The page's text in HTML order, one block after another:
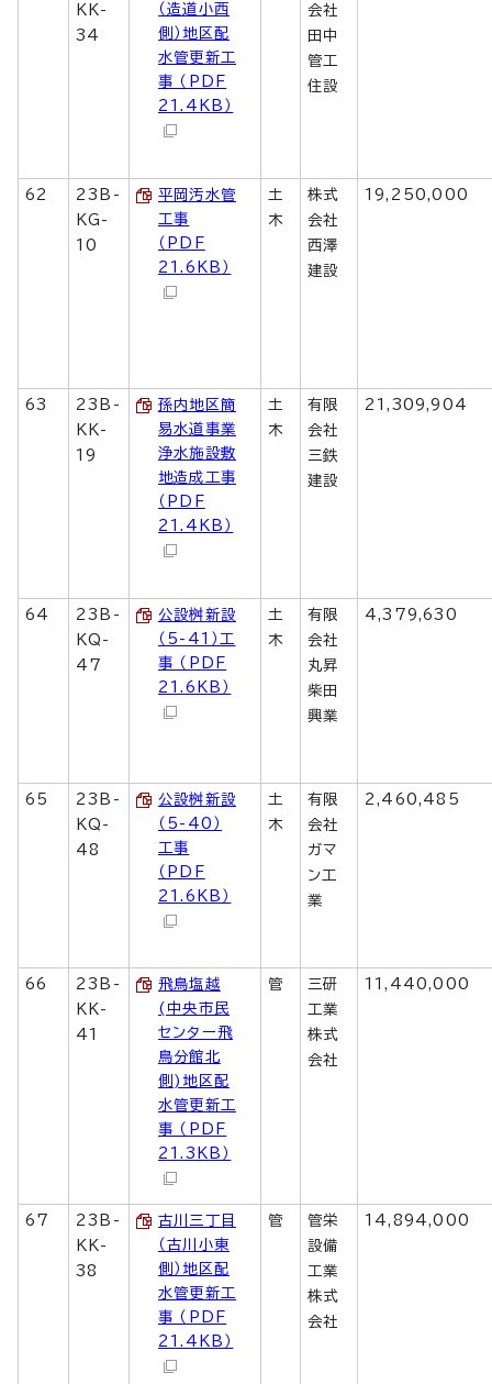
KK-
34
（造道小西
側）地区配
水管更新工
事 （PDF
21.4KB）
会社
田中
管工
住設
62
23B-
KG-
10
平岡汚水管
工事
（PDF
21.6KB）
土
木
株式
会社
西澤
建設
19,250,000
63
23B-
KK-
19
孫内地区簡
易水道事業
浄水施設敷
地造成工事
（PDF
21.4KB）
土
木
有限
会社
三鉄
建設
21,309,904
64
23B-
KQ-
47
公設桝新設
（5-41）工
事 （PDF
21.6KB）
土
木
有限
会社
丸昇
柴田
興業
4,379,630
65
23B-
KQ-
48
公設桝新設
（5-40）
工事
（PDF
21.6KB）
土
木
有限
会社
ガマ
ン工
業
2,460,485
66
23B-
KK-
41
飛鳥塩越
(中央市民
センター飛
鳥分館北
側)地区配
水管更新工
事 （PDF
21.3KB）
管
三研
工業
株式
会社
11,440,000
67
23B-
KK-
38
古川三丁目
（古川小東
側）地区配
水管更新工
事 （PDF
21.4KB）
管
管栄
設備
工業
株式
会社
14,894,000